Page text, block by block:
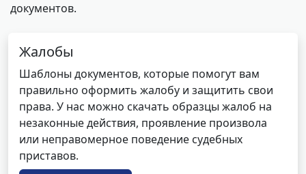
документов.
Жалобы
Шаблоны документов, которые помогут вам
правильно оформить жалобу и защитить свои
права. У нас можно скачать образцы жалоб на
незаконные действия, проявление произвола
или неправомерное поведение судебных
приставов.